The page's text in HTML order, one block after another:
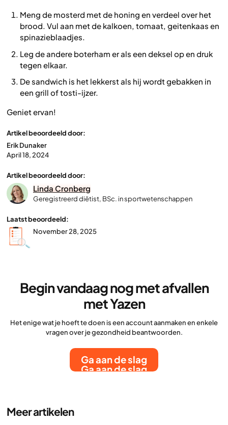
Meng de mosterd met de honing en verdeel over het
brood. Vul aan met de kalkoen, tomaat, geitenkaas en
spinazieblaadjes.
Leg de andere boterham er als een deksel op en druk
tegen elkaar.
De sandwich is het lekkerst als hij wordt gebakken in
een grill of tosti-ijzer.
Geniet ervan!
Artikel beoordeeld door:
Erik Dunaker
April 18, 2024
Artikel beoordeeld door:
Linda Cronberg
Geregistreerd diëtist, BSc. in sportwetenschappen
Laatst beoordeeld:
November 28, 2025
Begin vandaag nog met afvallen
met Yazen
Het enige wat je hoeft te doen is een account aanmaken en enkele
vragen over je gezondheid beantwoorden.
Ga aan de slag
Ga aan de slag
Meer artikelen